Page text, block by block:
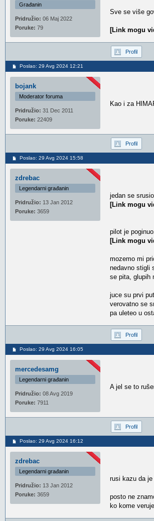
Građanin
Pridružio: 06 Maj 2022
Poruke: 79
Sve se više
[Link mogu
Profil
Poslao: 29 Avg 2024 12:21
bojank
Moderator foruma
Pridružio: 31 Dec 2011
Poruke: 22409
Kao i za
Profil
Poslao: 29 Avg 2024 15:58
zdrebac
Legendarni građanin
Pridružio: 13 Jan 2012
Poruke: 3659
jedan se
[Link mogu
pilot je
[Link mogu
mozemo mi
nedavno stigli
se pita, glupih
juce su prvi
verovatno se
pa uleteo u
Profil
Poslao: 29 Avg 2024 16:05
mercedesamg
Legendarni građanin
Pridružio: 08 Avg 2019
Poruke: 7911
A jel se to
Profil
Poslao: 29 Avg 2024 16:12
zdrebac
Legendarni građanin
Pridružio: 13 Jan 2012
Poruke: 3659
rusi kazu da
posto ne
ko kome